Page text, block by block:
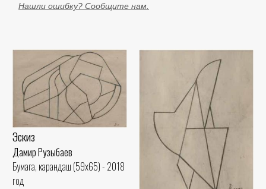
Нашли ошибку? Сообщите нам.
Эскиз
Дамир Рузыбаев
Бумага, карандаш (59x65) - 2018
год